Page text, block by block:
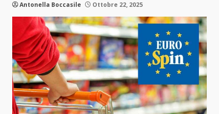
Antonella Boccasile Ottobre 22, 2025